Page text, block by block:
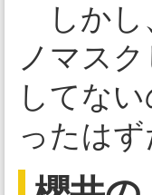
しかし
ノマス
してな
ったはず